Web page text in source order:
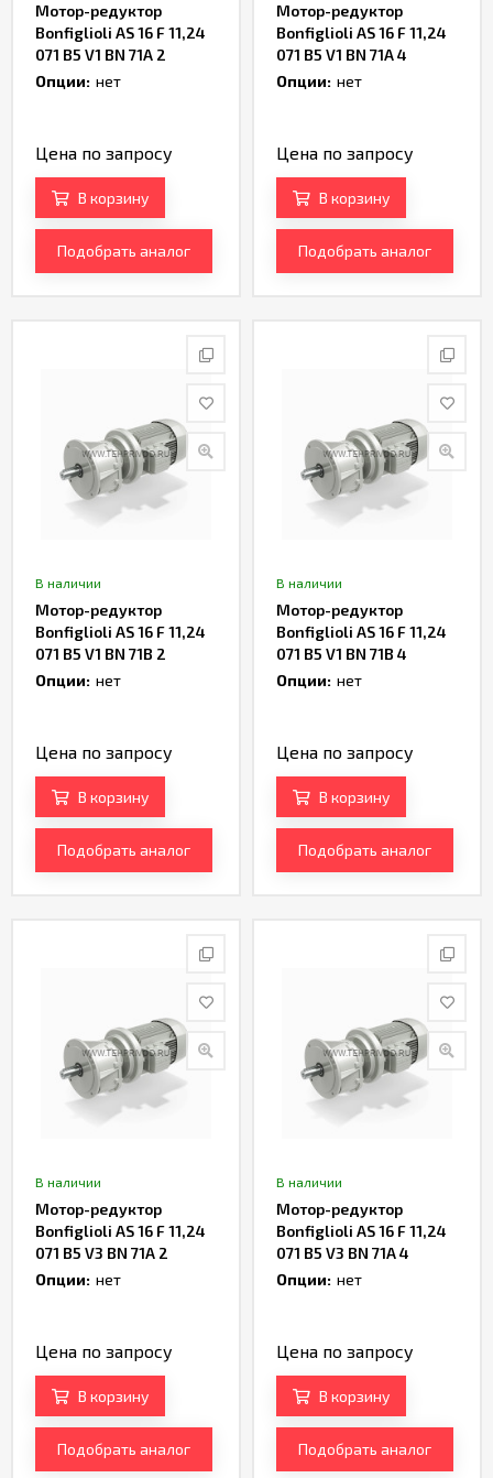
Мотор-редуктор
Bonfiglioli AS 16 F 11,24
071 B5 V1 BN 71A 2
Артикул TH237368
Опции: нет
Цена по запросу
В корзину
Подобрать аналог
Мотор-редуктор
Bonfiglioli AS 16 F 11,24
071 B5 V1 BN 71A 4
Артикул TH236276
Опции: нет
Цена по запросу
В корзину
Подобрать аналог
В наличии
Мотор-редуктор
Bonfiglioli AS 16 F 11,24
071 B5 V1 BN 71B 2
Артикул TH238376
Опции: нет
Цена по запросу
В корзину
Подобрать аналог
В наличии
Мотор-редуктор
Bonfiglioli AS 16 F 11,24
071 B5 V1 BN 71B 4
Артикул TH237224
Опции: нет
Цена по запросу
В корзину
Подобрать аналог
В наличии
Мотор-редуктор
Bonfiglioli AS 16 F 11,24
071 B5 V3 BN 71A 2
Артикул TH237369
Опции: нет
Цена по запросу
В корзину
Подобрать аналог
В наличии
Мотор-редуктор
Bonfiglioli AS 16 F 11,24
071 B5 V3 BN 71A 4
Артикул TH236277
Опции: нет
Цена по запросу
В корзину
Подобрать аналог